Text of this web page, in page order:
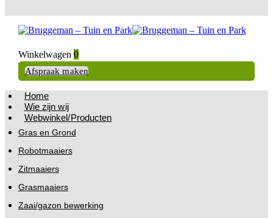
Winkelwagen 0
Afspraak maken
Home
Wie zijn wij
Webwinkel/Producten
Gras en Grond
Robotmaaiers
Zitmaaiers
Grasmaaiers
Zaai/gazon bewerking